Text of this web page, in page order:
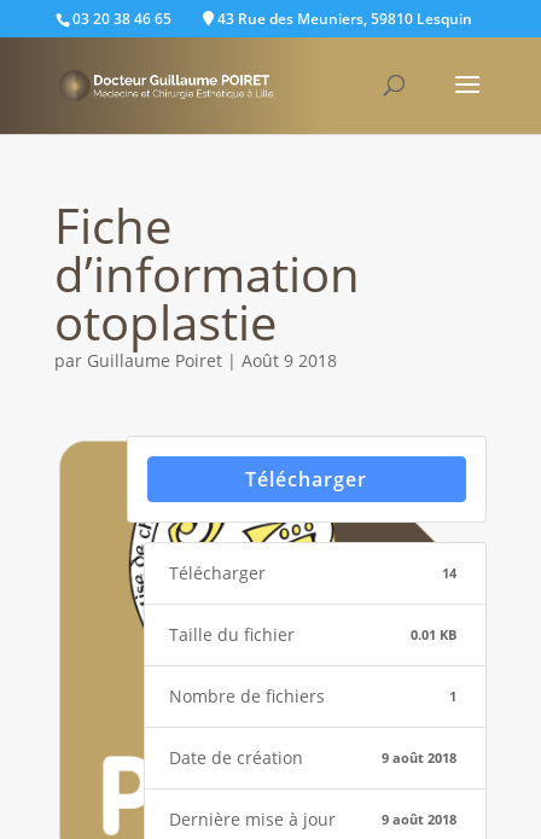
03 20 38 46 65 43 Rue des Meuniers, 59810 Lesquin
Fiche
d’information
otoplastie
par Guillaume Poiret| Août 9 2018
Télécharger
Télécharger 14
Taille du fichier 0.01 KB
Nombre de fichiers 1
Date de création 9 août 2018
Dernière mise à jour 9 août 2018